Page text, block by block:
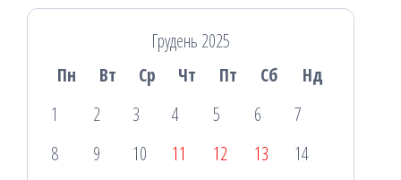
Грудень 2025
Пн
Вт Ср Чт Пт Сб
Нд
1
2 3 4 5 6
7
8
9 10 11 12 13
14